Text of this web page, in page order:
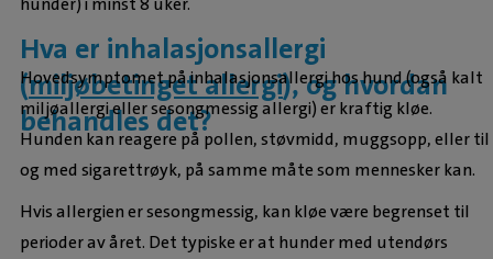
Hva er inhalasjonsallergi
(miljøbetinget allergi), og hvordan
behandles det?
Hovedsymptomet på inhalasjonsallergi hos hund (også kalt
miljøallergi eller sesongmessig allergi) er kraftig kløe.
Hunden kan reagere på pollen, støvmidd, muggsopp, eller til
og med sigarettrøyk, på samme måte som mennesker kan.
Hvis allergien er sesongmessig, kan kløe være begrenset til
perioder av året. Det typiske er at hunder med utendørs